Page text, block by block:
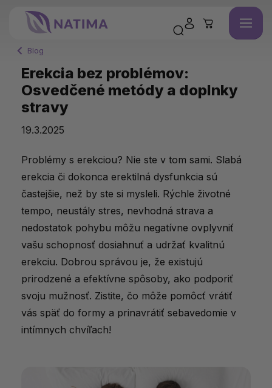
Blog
Erekcia bez problémov:
Osvedčené metódy a doplnky
stravy
19.3.2025
Problémy s erekciou? Nie ste v tom sami. Slabá
erekcia či dokonca erektilná dysfunkcia sú
častejšie, než by ste si mysleli. Rýchle životné
tempo, neustály stres, nevhodná strava a
nedostatok pohybu môžu negatívne ovplyvniť
vašu schopnosť dosiahnuť a udržať kvalitnú
erekciu. Dobrou správou je, že existujú
prirodzené a efektívne spôsoby, ako podporiť
svoju mužnosť. Zistite, čo môže pomôcť vrátiť
vás späť do formy a prinavrátiť sebavedomie v
intímnych chvíľach!